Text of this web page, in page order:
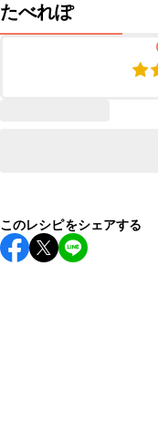
たべれぽ
このレシピをシェアする